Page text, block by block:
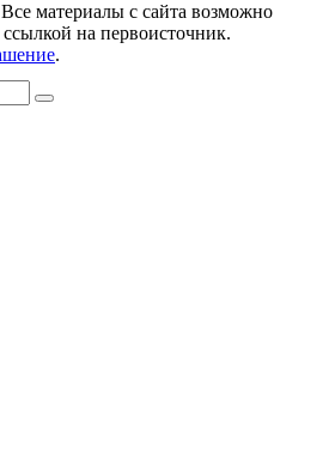
материалы с сайта возможно
ссылкой на первоисточник.
.
Search